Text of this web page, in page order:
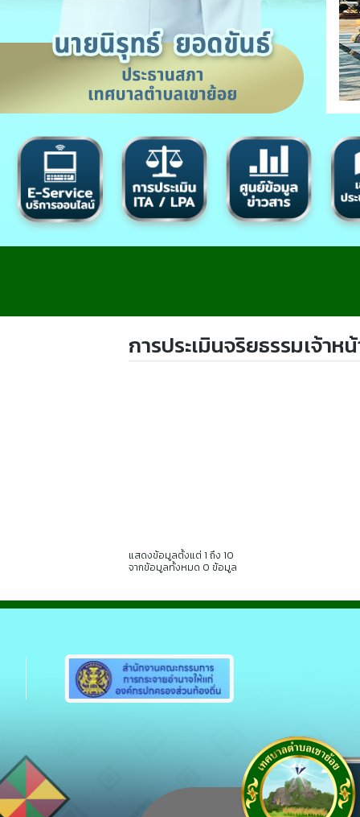
การประเมินจริยธรรมเจ้าห
แสดงข้อมูลตั้งแต่ 1 ถึง 10
จากข้อมูลทั้งหมด 0 ข้อมูล
Previous